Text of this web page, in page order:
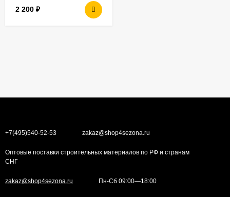
2 200 ₽
+7(495)540-52-53 zakaz@shop4sezona.ru
Оптовые поставки строительных материалов по РФ и странам
СНГ
zakaz@shop4sezona.ru Пн-Сб 09:00—18:00